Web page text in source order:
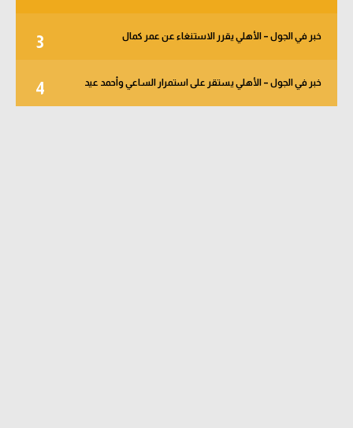
3 خبر في الجول – الأهلي يقرر الاستنغاء عن عمر كمال
4 خبر في الجول – الأهلي يستقر على استمرار الساعي وأحمد عيد